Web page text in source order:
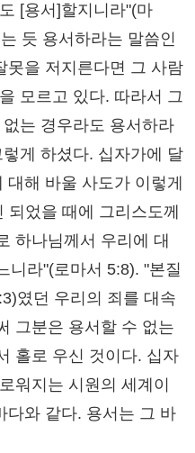
[용서]할지니라"(마
듯 용서하라는 말씀인
못을 저지른다면 그 사람
모르고 있다. 따라서 그
는 경우라도 용서하라
게 하셨다. 십자가에 달
해 바울 사도가 이렇게
었을 때에 그리스도께
하나님께서 우리에 대
니라"(로마서 5:8). "본질
였던 우리의 죄를 대속
그분은 용서할 수 없는
홀로 우신 것이다. 십자
워지는 시원의 세계이
다와 같다. 용서는 그 바